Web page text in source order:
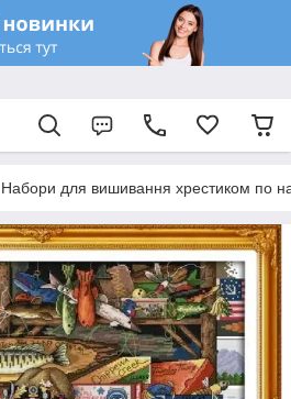
Набори для вишивання хрестиком по